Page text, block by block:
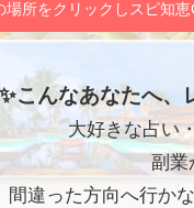
所をクリックしスピ知
✨こんなあなたへ、
大好きな占い
副業
間違った方向へ行か